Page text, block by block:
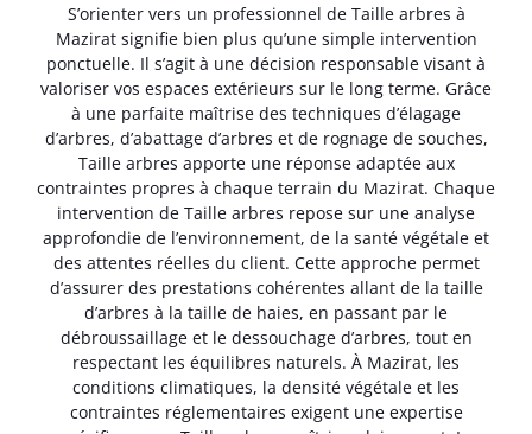
S’orienter vers un professionnel de Taille arbres à
Mazirat signifie bien plus qu’une simple intervention
ponctuelle. Il s’agit à une décision responsable visant à
valoriser vos espaces extérieurs sur le long terme. Grâce
à une parfaite maîtrise des techniques d’élagage
d’arbres, d’abattage d’arbres et de rognage de souches,
Taille arbres apporte une réponse adaptée aux
contraintes propres à chaque terrain du Mazirat. Chaque
intervention de Taille arbres repose sur une analyse
approfondie de l’environnement, de la santé végétale et
des attentes réelles du client. Cette approche permet
d’assurer des prestations cohérentes allant de la taille
d’arbres à la taille de haies, en passant par le
débroussaillage et le dessouchage d’arbres, tout en
respectant les équilibres naturels. À Mazirat, les
conditions climatiques, la densité végétale et les
contraintes réglementaires exigent une expertise